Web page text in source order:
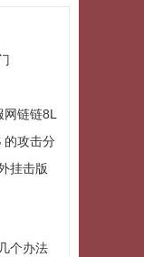
链链8L
的攻击分
挂击版
个办法